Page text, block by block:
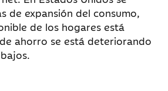
de expansión del consumo,
de los hogares está
ahorro se está deteriorando